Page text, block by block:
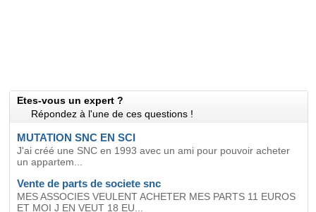
Etes-vous un expert ?
Répondez à l'une de ces questions !
MUTATION SNC EN SCI
J'ai créé une SNC en 1993 avec un ami pour pouvoir acheter
un appartem...
Vente de parts de societe snc
MES ASSOCIES VEULENT ACHETER MES PARTS 11 EUROS
ET MOI J EN VEUT 18 EU...